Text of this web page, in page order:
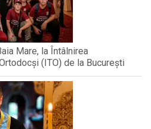
Mare, la Întâlnirea
(ITO) de la București